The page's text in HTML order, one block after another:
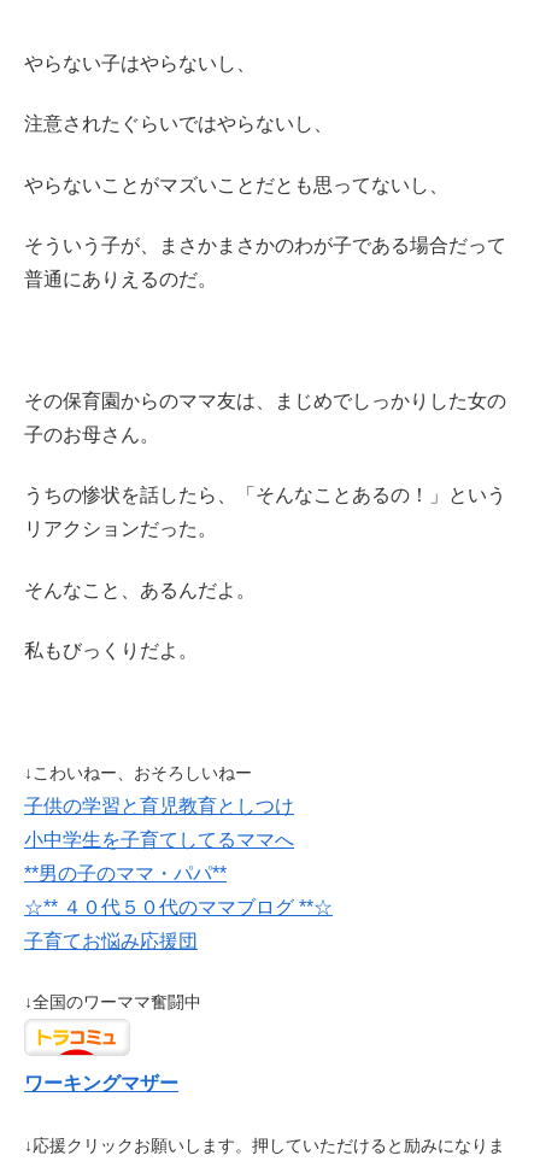
やらない子はやらないし、
注意されたぐらいではやらないし、
やらないことがマズいことだとも思ってないし、
そういう子が、まさかまさかのわが子である場合だって
普通にありえるのだ。
その保育園からのママ友は、まじめでしっかりした女の
子のお母さん。
うちの惨状を話したら、「そんなことあるの！」という
リアクションだった。
そんなこと、あるんだよ。
私もびっくりだよ。
↓こわいねー、おそろしいねー
子供の学習と育児教育としつけ
小中学生を子育てしてるママへ
**男の子のママ・パパ**
☆** ４０代５０代のママブログ **☆
子育てお悩み応援団
↓全国のワーママ奮闘中
ワーキングマザー
↓応援クリックお願いします。押していただけると励みになりま